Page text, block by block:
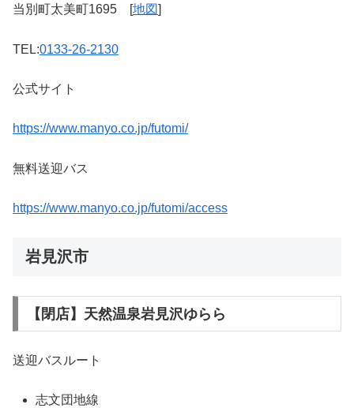
当別町太美町1695 [地図]
TEL:0133-26-2130
公式サイト
https://www.manyo.co.jp/futomi/
無料送迎バス
https://www.manyo.co.jp/futomi/access
岩見沢市
【閉店】天然温泉岩見沢ゆらら
送迎バスルート
志文団地線